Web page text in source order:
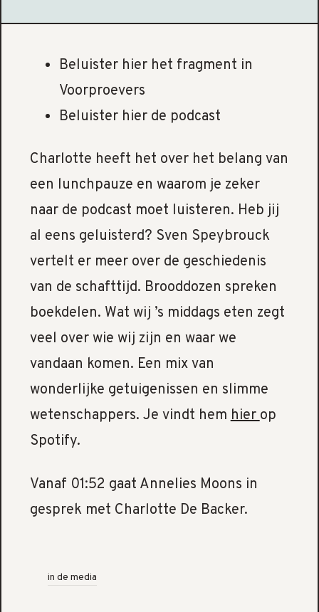
Beluister hier het fragment in
Voorproevers
Beluister hier de podcast
Charlotte heeft het over het belang van
een lunchpauze en waarom je zeker
naar de podcast moet luisteren. Heb jij
al eens geluisterd? Sven Speybrouck
vertelt er meer over de geschiedenis
van de schafttijd. Brooddozen spreken
boekdelen. Wat wij ’s middags eten zegt
veel over wie wij zijn en waar we
vandaan komen. Een mix van
wonderlijke getuigenissen en slimme
wetenschappers. Je vindt hemhierop
Spotify.
Vanaf 01:52 gaat Annelies Moons in
gesprek met Charlotte De Backer.
in de media